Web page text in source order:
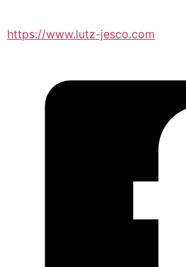
https://www.lutz-jesco.com